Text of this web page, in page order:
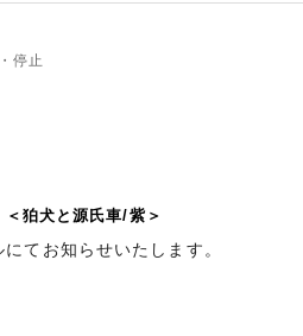
停止
狛犬と源氏車/紫＞
てお知らせいたします。